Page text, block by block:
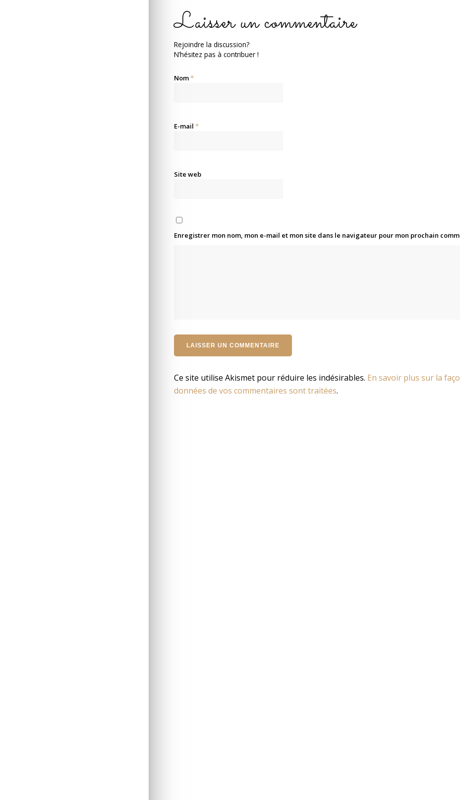
Laisser un commentaire
Rejoindre la discussion?
N’hésitez pas à contribuer !
Nom*
E-mail *
Site web
Enregistrer mon nom, mon e-mail et mon site dans le navigateur pour mon prochain
Ce site utilise Akismet pour réduire les indésirables. En savoir plus sur la
données de vos commentaires sont traitées.